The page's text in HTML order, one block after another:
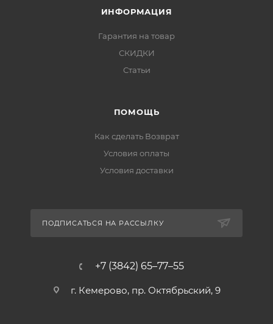
ИНФОРМАЦИЯ
Гарантия на товар
СКИДКИ
Статьи
ПОМОЩЬ
Как сделать Возврат
Условия оплаты
Условия доставки
ПОДПИСАТЬСЯ НА РАССЫЛКУ
+7 (3842) 65–77–55
г. Кемерово, пр. Октябрьский, 9